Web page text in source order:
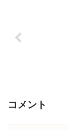
コメント